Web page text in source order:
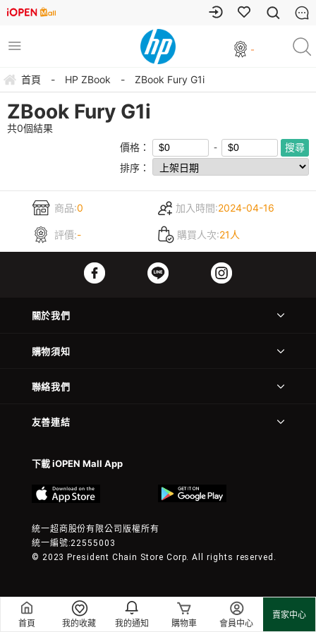
首頁 我的收藏 我的通知 購物車 會員中心
賣家中心
-
首頁 - HP ZBook - ZBook Fury G1i
ZBook Fury G1i
共0個結果
價格：
排序：
商品:0 加入時間:2024-04-16
評價:- 購買人次:21人
關於我們
購物須知
聯絡我們
友善連結
下載 iOPEN Mall App
統一超商股份有限公司版權所有
統一編號:22555003
© 2023 President Chain Store Corp. All rights reserved.